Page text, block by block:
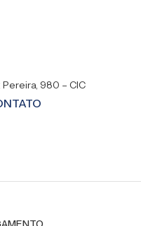
980 – CIC